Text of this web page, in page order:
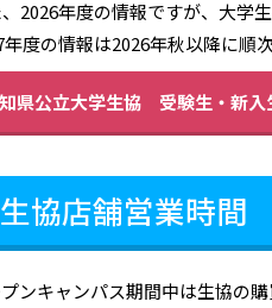
、2026年度の情報ですが、大学
年度の情報は2026年秋以降に順
県公立大学生協 受験生・新入
生協店舗営業時間
ンキャンパス期間中は生協の